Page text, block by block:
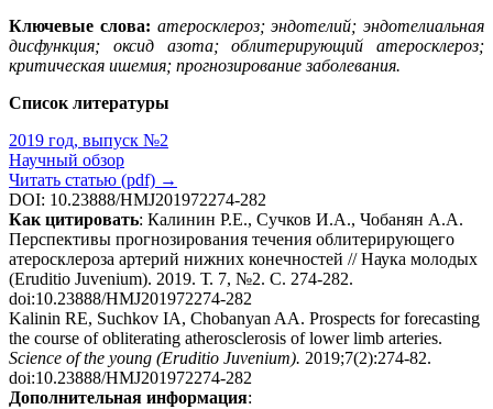
Ключевые слова: атеросклероз; эндотелий; эндотелиальная
дисфункция; оксид азота; облитерирующий атеросклероз;
критическая ишемия; прогнозирование заболевания.
Список литературы
2019 год, выпуск №2
Научный обзор
Читать статью (pdf) →
DOI: 10.23888/HMJ201972274-282
Как цитировать: Калинин Р.Е., Сучков И.А., Чобанян А.А.
Перспективы прогнозирования течения облитерирующего
атеросклероза артерий нижних конечностей // Наука молодых
(Eruditio Juvenium). 2019. Т. 7, №2. С. 274-282.
doi:10.23888/HMJ201972274-282
Kalinin RE, Suchkov IA, Chobanyan AA. Prospects for forecasting
the course of obliterating atherosclerosis of lower limb arteries.
Science of the young (Eruditio Juvenium). 2019;7(2):274-82.
doi:10.23888/HMJ201972274-282
Дополнительная информация: